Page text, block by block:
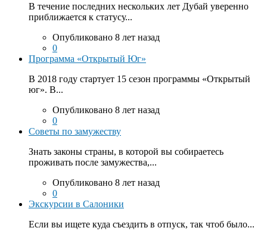
В течение последних нескольких лет Дубай уверенно
приближается к статусу...
Опубликовано 8 лет назад
0
Программа «Открытый Юг»
В 2018 году стартует 15 сезон программы «Открытый
юг». В...
Опубликовано 8 лет назад
0
Советы по замужеству
Знать законы страны, в которой вы собираетесь
проживать после замужества,...
Опубликовано 8 лет назад
0
Экскурсии в Салоники
Если вы ищете куда съездить в отпуск, так чтоб было...